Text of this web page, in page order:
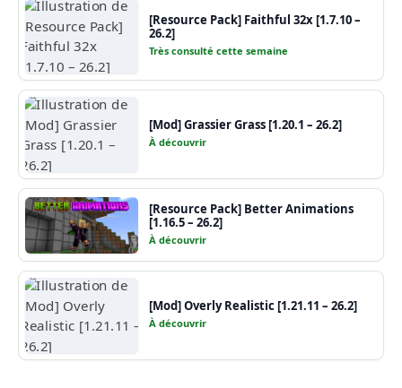
[Resource Pack] Faithful 32x [1.7.10 –
26.2]
Très consulté cette semaine
[Mod] Grassier Grass [1.20.1 – 26.2]
À découvrir
[Resource Pack] Better Animations
[1.16.5 – 26.2]
À découvrir
[Mod] Overly Realistic [1.21.11 – 26.2]
À découvrir